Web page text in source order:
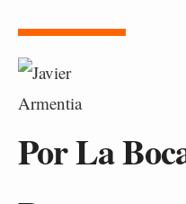
Por La